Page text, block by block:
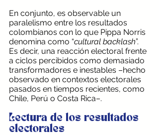
En conjunto, es observable un
paralelismo entre los resultados
colombianos con lo que Pippa Norris
denomina como “cultural backlash”.
Es decir, una reacción electoral frente
a ciclos percibidos como demasiado
transformadores e inestables –hecho
observado en contextos electorales
pasados en tiempos recientes, como
Chile, Perú o Costa Rica–.
Lectura de los resultados
electorales